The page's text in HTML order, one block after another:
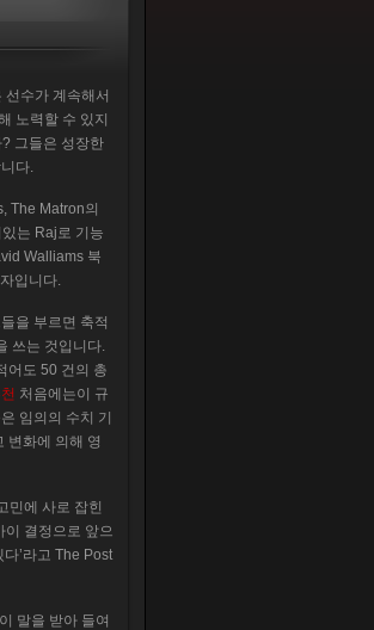
수가 계속해서
노력할 수 있지
그들은 성장한
다.
The Matron의
는 Raj로 기능
Walliams 북
입니다.
을 부르면 축적
쓰는 것입니다.
어도 50 건의 총
처음에는이 규
임의의 수치 기
변화에 의해 영
민에 사로 잡힌
이 결정으로 앞으
’라고 The Post
말을 받아 들여